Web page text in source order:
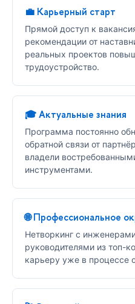
💼 Карьерный старт
Прямой доступ к
рекомендации от
реальных проектов
трудоустройство.
🎓 Актуальные знания
Программа постоянно
обратной связи от
владели
инструментами.
🌐 Профессиональное
Нетворкинг с
руководителями из топ-
карьеру уже в процессе